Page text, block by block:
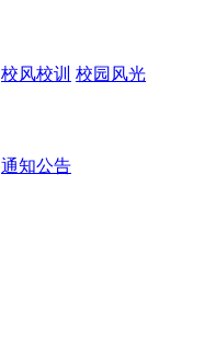
校风校训 校园风光
通知公告